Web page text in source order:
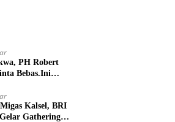
PH Robert
Bebas.Ini
Kalsel, BRI
Gathering